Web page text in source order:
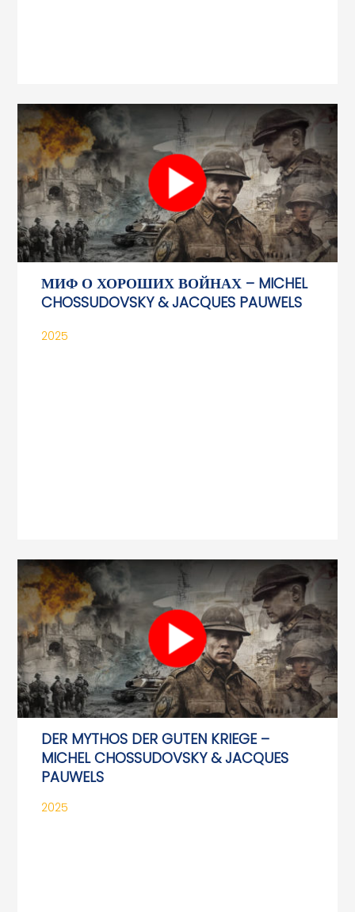
МИФ О ХОРОШИХ ВОЙНАХ – MICHEL
CHOSSUDOVSKY & JACQUES PAUWELS
2025
DER MYTHOS DER GUTEN KRIEGE –
MICHEL CHOSSUDOVSKY & JACQUES
PAUWELS
2025